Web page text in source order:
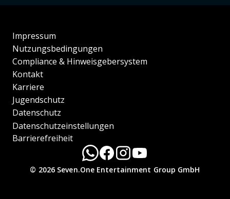
Impressum
Nutzungsbedingungen
Compliance & Hinweisgebersystem
Kontakt
Karriere
Jugendschutz
Datenschutz
Datenschutzeinstellungen
Barrierefreiheit
© 2026 Seven.One Entertainment Group GmbH